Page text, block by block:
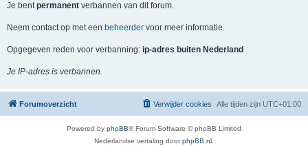
Je bentpermanent verbannen van dit forum.
Neem contact op met een beheerder voor meer informatie.
Opgegeven reden voor verbanning: ip-adres buiten Nederland
Je IP-adres is verbannen.
Forumoverzicht Alle tijden zijn UTC+01:00
Verwijder cookies
Powered by phpBB® Forum Software © phpBB Limited
Nederlandse vertaling doorphpBB.nl